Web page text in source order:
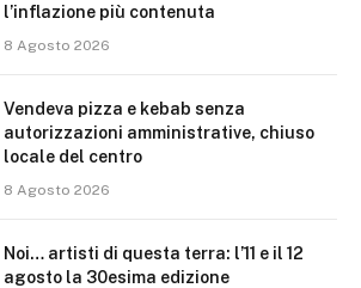
l’inflazione più contenuta
8 Agosto 2026
Vendeva pizza e kebab senza
autorizzazioni amministrative, chiuso
locale del centro
8 Agosto 2026
Noi… artisti di questa terra: l’11 e il 12
agosto la 30esima edizione